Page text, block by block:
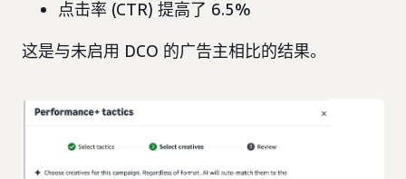
点击率 (CTR) 提高了 6.5%
这是与未启用 DCO 的广告主相比的结果。